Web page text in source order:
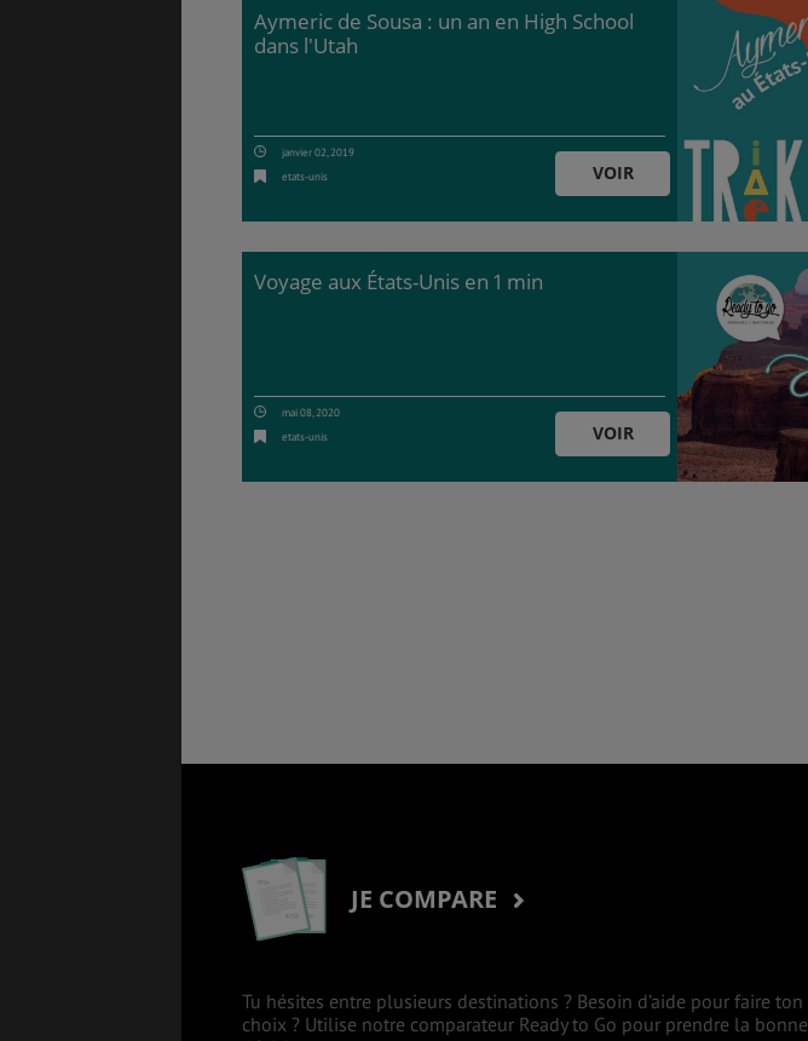
Aymeric de Sousa : un an en High School
dans l'Utah
VOIR
janvier 02, 2019
etats-unis
Voyage aux États-Unis en 1 min
VOIR
mai 08, 2020
etats-unis
JE COMPARE
Tu hésites entre plusieurs destinations ? Besoin d’aide pour faire ton
choix ? Utilise notre comparateur Ready to Go pour prendre la bonne